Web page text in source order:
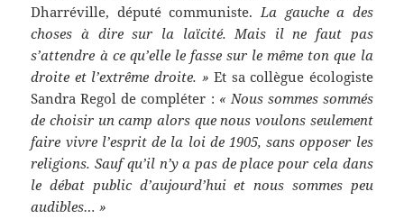
Dharréville, député communiste. La gauche a des
choses à dire sur la laïcité. Mais il ne faut pas
s’attendre à ce qu’elle le fasse sur le même ton que la
droite et l’extrême droite. » Et sa collègue écologiste
Sandra Regol de compléter : « Nous sommes sommés
de choisir un camp alors que nous voulons seulement
faire vivre l’esprit de la loi de 1905, sans opposer les
religions. Sauf qu’il n’y a pas de place pour cela dans
le débat public d’aujourd’hui et nous sommes peu
audibles… »